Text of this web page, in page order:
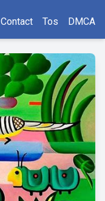
Contact Tos DMCA